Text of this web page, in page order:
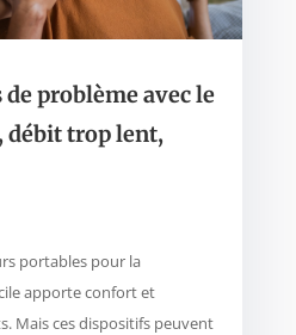
de problème avec le
trop lent,
portables pour la
apporte confort et
Mais ces dispositifs peuvent